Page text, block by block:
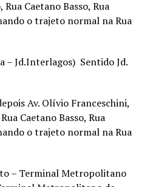
Caetano Basso, Rua
o trajeto normal na Rua
– Jd.Interlagos) Sentido Jd.
Av. Olívio Franceschini,
Caetano Basso, Rua
o trajeto normal na Rua
– Terminal Metropolitano